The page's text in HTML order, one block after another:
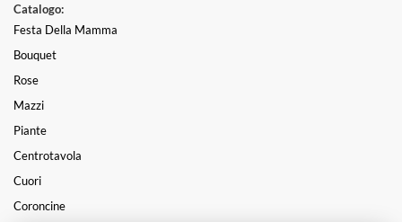
Catalogo:
Festa Della Mamma
Bouquet
Rose
Mazzi
Piante
Centrotavola
Cuori
Coroncine